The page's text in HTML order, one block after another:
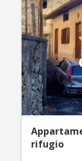
rifugio